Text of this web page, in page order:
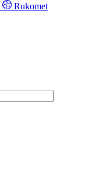
Rukomet